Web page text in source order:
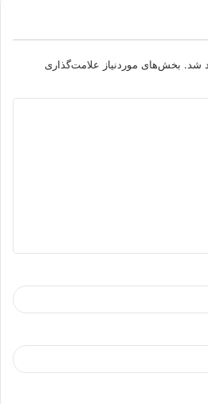
شد. بخش‌های موردنیاز علامت‌گذاری